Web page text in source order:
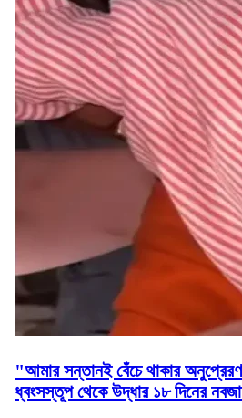
"আমার সন্তানই বেঁচে থাকার
ধ্বংসস্তূপ থেকে উদ্ধার ১৮ দিনের